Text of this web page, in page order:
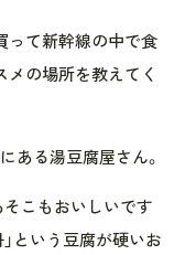
って新幹線の中で食
メの場所を教えてく
ある湯豆腐屋さん。
そこもおいしいです
という豆腐が硬いお